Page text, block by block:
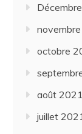
octobre
août 2021
juillet